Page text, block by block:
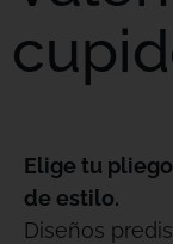
Elige tu
de estilo.
Diseños